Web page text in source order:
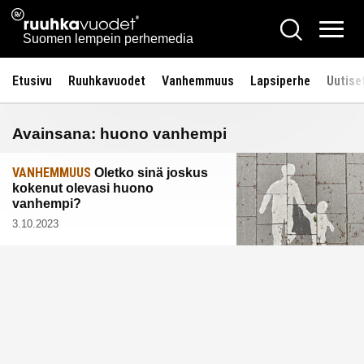
Siirry
sisältöön
Ruuhkavuodet.fi
Suomen lempein perhemedia
Hae
Etusivu Ruuhkavuodet Vanhemmuus Lapsiperhe
Avainsana: huono vanhempi
VANHEMMUUS Oletko sinä joskus
kokenut olevasi huono
vanhempi?
3.10.2023